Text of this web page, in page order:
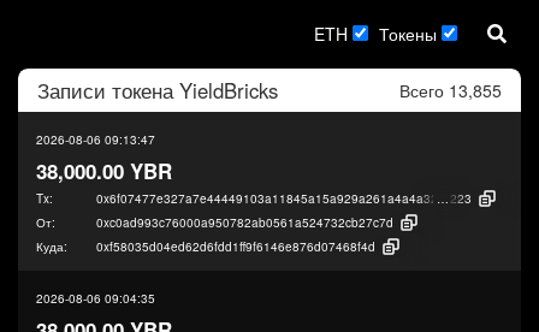
ETH Токены
Записи токена YieldBricks Всего 13,855
2026-08-06 09:13:47
38,000.00 YBR
Tx:
223
От:
0xc0ad993c76000a950782ab0561a524732cb27c7d
Куда:
0xf58035d04ed62d6fdd1ff9f6146e876d07468f4d
2026-08-06 09:04:35